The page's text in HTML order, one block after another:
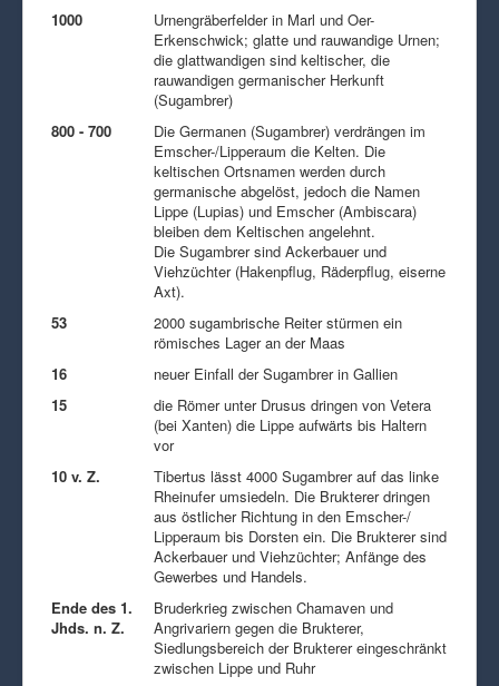
1000
Urnengräberfelder in Marl und Oer-
Erkenschwick; glatte und rauwandige Urnen;
die glattwandigen sind keltischer, die
rauwandigen germanischer Herkunft
(Sugambrer)
800 - 700
Die Germanen (Sugambrer) verdrängen im
Emscher-/Lipperaum die Kelten. Die
keltischen Ortsnamen werden durch
germanische abgelöst, jedoch die Namen
Lippe (Lupias) und Emscher (Ambiscara)
bleiben dem Keltischen angelehnt.
Die Sugambrer sind Ackerbauer und
Viehzüchter (Hakenpflug, Räderpflug, eiserne
Axt).
53
2000 sugambrische Reiter stürmen ein
römisches Lager an der Maas
16
neuer Einfall der Sugambrer in Gallien
15
die Römer unter Drusus dringen von Vetera
(bei Xanten) die Lippe aufwärts bis Haltern
vor
10 v. Z.
Tibertus lässt 4000 Sugambrer auf das linke
Rheinufer umsiedeln. Die Brukterer dringen
aus östlicher Richtung in den Emscher-/
Lipperaum bis Dorsten ein. Die Brukterer sind
Ackerbauer und Viehzüchter; Anfänge des
Gewerbes und Handels.
Ende des 1.
Jhds. n. Z.
Bruderkrieg zwischen Chamaven und
Angrivariern gegen die Brukterer,
Siedlungsbereich der Brukterer eingeschränkt
zwischen Lippe und Ruhr